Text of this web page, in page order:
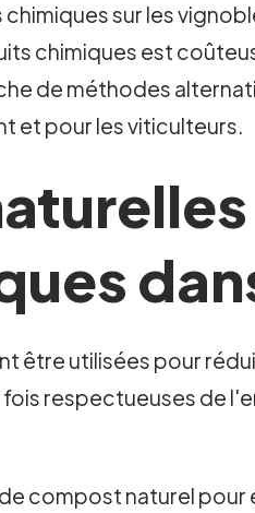
sur les
chimiques est
de méthodes
et pour les viticulteurs.
être utilisées pour
respectueuses de
compost naturel